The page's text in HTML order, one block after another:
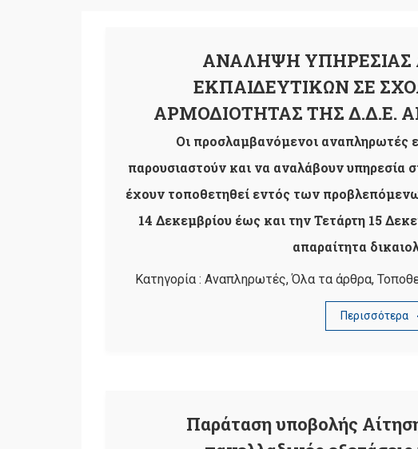
ΑΝΑΛΗΨΗ
ΕΚΠΑΙΔΕΥΤΙΚΩΝ ΣΕ
ΑΡΜΟΔΙΟΤΗΤΑΣ ΤΗΣ Δ.Δ.Ε.
Οι προσλαμβανόμενοι αναπληρωτές
παρουσιαστούν και να αναλάβουν υπηρεσία
έχουν τοποθετηθεί εντός των
14 Δεκεμβρίου έως και την Τετάρτη 15
απαραίτητα
Κατηγορία : Αναπληρωτές,Όλα τα άρθρα,
Περισσότερα
Παράταση υποβολής